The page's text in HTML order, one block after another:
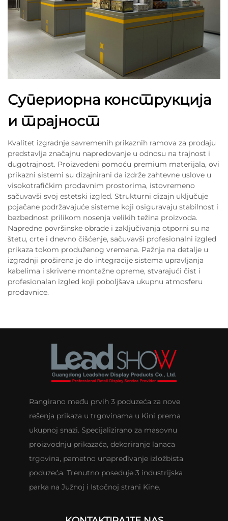
Супериорна конструкција
и трајност
Kvalitet izgradnje savremenih prikaznih ramova za prodaju
predstavlja značajnu napredovanje u odnosu na trajnost i
dugotrajnost. Proizvedeni pomoću premium materijala, ovi
prikazni sistemi su dizajnirani da izdrže zahtevne uslove u
visokotrafičkim prodavnim prostorima, istovremeno
sačuvavši svoj estetski izgled. Strukturni dizajn uključuje
pojačane podržavajuće sisteme koji osiguravaju stabilnost i
bezbednost prilikom nosenja velikih težina proizvoda.
Napredne površinske obrade i zaključivanja otporni su na
štetu, crte i dnevno čišćenje, sačuvavši profesionalni izgled
prikaza tokom produženog vremena. Pažnja na detalje u
izgradnji proširena je do integracije sistema upravljanja
kabelima i skrivene montažne opreme, stvarajući čist i
profesionalan izgled koji poboljšava ukupnu atmosferu
prodavnice.
Rangirano među prvih 3 poduzeća za nove
rešenja prikaza u trgovinama u Kini prema
ukupnoj snazi. Specijalizirano za masovnu
proizvodnju prikazača, dekoriranje lanaca
trgovina, pametno unapređivanje izložbista
poduzeća. Trenutno poseduje 3 industrijska
parka na Južnoj i Istočnoj strani Kine.